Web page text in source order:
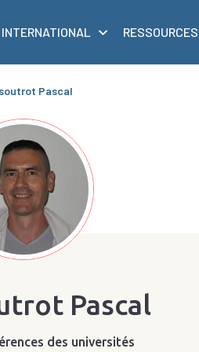
INTERNATIONAL RESSOURCES
Pascal
Pascal
des universités